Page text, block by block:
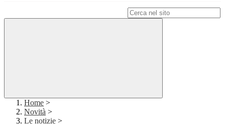
Home >
Novità >
Le notizie >